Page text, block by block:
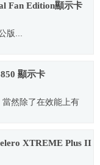
Fan Edition顯示卡
版...
顯示卡
然除了在效能上有
XTREME Plus II